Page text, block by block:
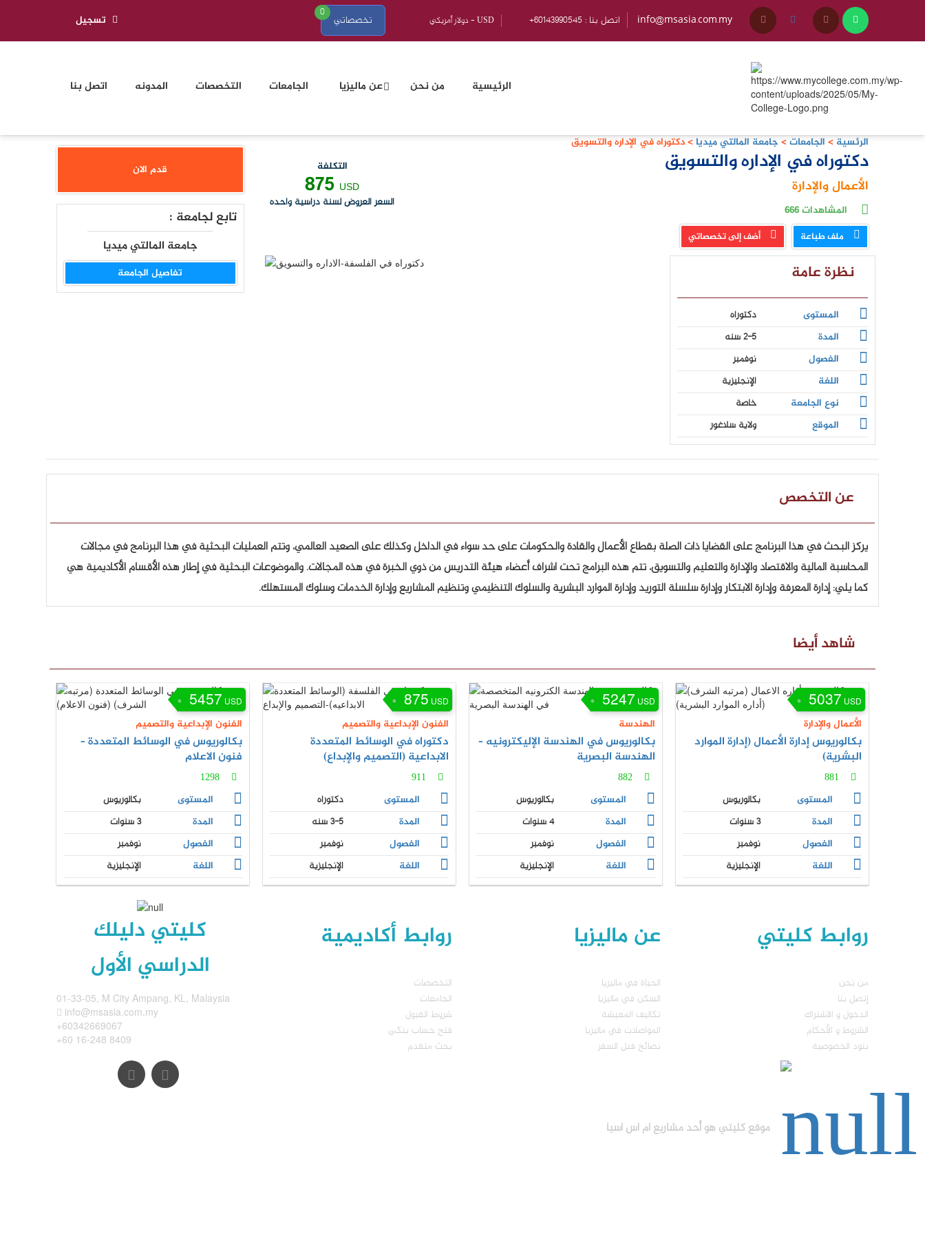
تخصصاتي
0
+60143990545 : اتصل بنا info@msasia.com.my تسجيل
الرئيسية من نحن عن ماليزيا الجامعات التخصصات المدونه اتصل بنا
قدم الان
تابع لجامعة :
جامعة المالتي ميديا
تفاصيل الجامعة
الرئسية > الجامعات> جامعة المالتي ميديا >دكتوراه في الإداره والتسويق
التكلفة
875 USD
السعر العروض لسنة دراسية واحده
دكتوراه في الإداره والتسويق
الأعمال والإدارة
المشاهدات666
ملف طباعة أضف إلى تخصصاتي
نظرة عامة
المستوى
دكتوراه
المدة
2-5 سنه
الفصول
نوفمبر
اللغة
الإنجليزية
نوع الجامعة
خاصة
الموقع
ولاية سلاغور
عن التخصص
يركز البحث في هذا البرنامج على القضايا ذات الصلة بقطاع الأعمال والقادة والحكومات على حد سواء في الداخل وكذلك على الصعيد العالمي، وتتم العمليات البحثية في هذا البرنامج في مجالات
المحاسبة المالية والاقتصاد والإدارة والتعليم والتسويق، تتم هذه البرامج تحت اشراف أعضاء هيئة التدريس من ذوي الخبرة في هذه المجالات. والموضوعات البحثية في إطار هذه الأقسام الأكاديمية هي
كما يلي: إدارة المعرفة وإدارة الابتكار وإدارة سلسلة التوريد وإدارة الموارد البشرية والسلوك التنظيمي وتنظيم المشاريع وإدارة الخدمات وسلوك المستهلك.
شاهد أيضا
5457 USD
الفنون الإبداعية والتصميم
بكالوريوس في الوسائط المتعددة –
فنون الاعلام
1298
المستوى
بكالوريوس
المدة
3 سنوات
الفصول
نوفمبر
اللغة
الإنجليزية
875 USD
الفنون الإبداعية والتصميم
دكتوراه في الوسائط المتعددة
الابداعية (التصميم والإبداع)
911
المستوى
دكتوراه
المدة
3-5 سنه
الفصول
نوفمبر
اللغة
الإنجليزية
5247 USD
الهندسة
بكالوريوس في الهندسة الإليكترونيه –
الهندسة البصرية
882
المستوى
بكالوريوس
المدة
4 سنوات
الفصول
نوفمبر
اللغة
الإنجليزية
5037 USD
الأعمال والإدارة
بكالوريوس إدارة الأعمال (إدارة الموارد
البشرية)
881
المستوى
بكالوريوس
المدة
3 سنوات
الفصول
نوفمبر
اللغة
الإنجليزية
كليتي دليلك
الدراسي الأول
01-33-05, M City Ampang, KL, Malaysia
info@msasia.com.my
+60342669067
+60 16-248 8409
روابط أكاديمية
التخصصات
الجامعات
شروط القبول
فتح حساب بنكي
بحث متقدم
عن ماليزيا
الحياة في ماليزيا
السكن في ماليزيا
تكاليف المعيشة
المواصلات في ماليزيا
نصائح فبل السفر
روابط كليتي
من نحن
إتصل بنا
الدخول و الاشتراك
الشروط و الأحكام
بنود الخصوصية
موقع كليتي هو أحد مشاريع ام اس اسيا